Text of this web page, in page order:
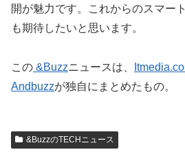
開が魅力です。これからのスマー
も期待したいと思います。
この &Buzzニュースは、
Andbuzzが独自にまとめたもの。
&BuzzのTECHニュース